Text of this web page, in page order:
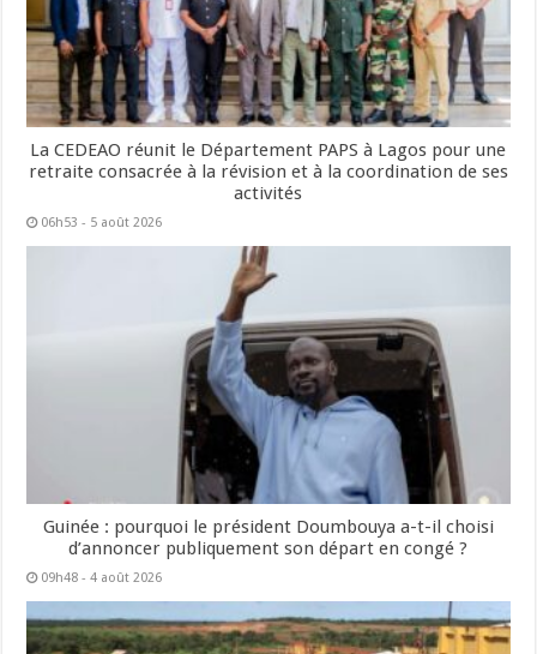
La CEDEAO réunit le Département PAPS à Lagos pour une
retraite consacrée à la révision et à la coordination de ses
activités
06h53 - 5 août 2026
Guinée : pourquoi le président Doumbouya a-t-il choisi
d’annoncer publiquement son départ en congé ?
09h48 - 4 août 2026